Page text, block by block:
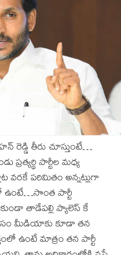
తీరు చూస్తుంటే…
పార్టీల మధ్య
పరిమితం అన్నట్లుగా
ఉంటే…సొంత పార్టీ
తాడేపల్లి ప్యాలెస్ కే
మీడియాకు కూడా తన
ఉంటే మాత్రం తన పార్టీ